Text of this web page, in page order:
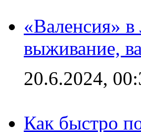
«Валенсия»
выживание,
20.6.2024,
Как быстро